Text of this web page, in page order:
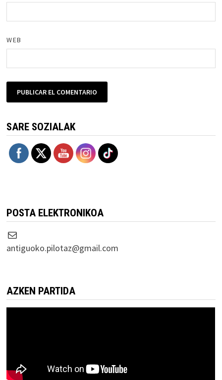
WEB
SARE SOZIALAK
POSTA ELEKTRONIKOA
Correo electrónico
antiguoko.pilotaz@gmail.com
AZKEN PARTIDA